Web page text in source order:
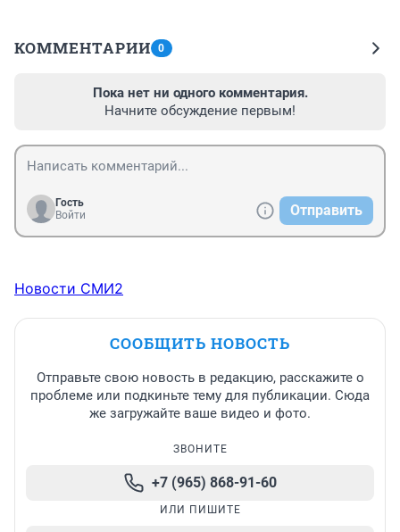
КОММЕНТАРИИ 0
Пока нет ни одного комментария.
Начните обсуждение первым!
Гость
Войти
Отправить
Новости СМИ2
СООБЩИТЬ НОВОСТЬ
Отправьте свою новость в редакцию, расскажите о
проблеме или подкиньте тему для публикации. Сюда
же загружайте ваше видео и фото.
ЗВОНИТЕ
+7 (965) 868-91-60
ИЛИ ПИШИТЕ